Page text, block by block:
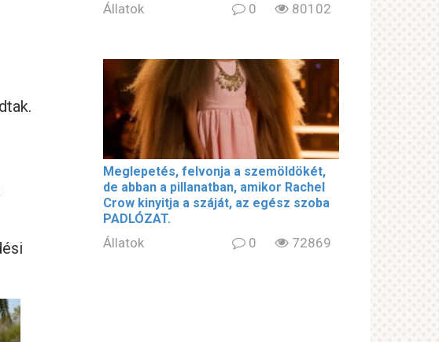
Állatok 0 80102
Meglepetés, felvonja a szemöldökét,
de abban a pillanatban, amikor Rachel
Crow kinyitja a száját, az egész szoba
PADLÓZAT.
Állatok 0 72869